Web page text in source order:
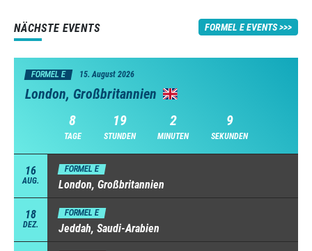
NÄCHSTE EVENTS FORMEL E EVENTS
FORMEL E 15. August 2026
London, Großbritannien
8
TAGE
19
STUNDEN
2
MINUTEN
9
SEKUNDEN
16
AUG.
FORMEL E
London, Großbritannien
18
DEZ.
FORMEL E
Jeddah, Saudi-Arabien